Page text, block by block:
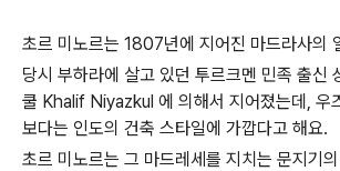
초르 미노르는 1807년에 지어진 마드라사의
당시 부하라에 살고 있던 투르크멘 민족 출신
쿨 Khalif Niyazkul 에 의해서 지어졌는데, 우
보다는 인도의 건축 스타일에 가깝다고 해요.
초르 미노르는 그 마드레세를 지치는 문지기